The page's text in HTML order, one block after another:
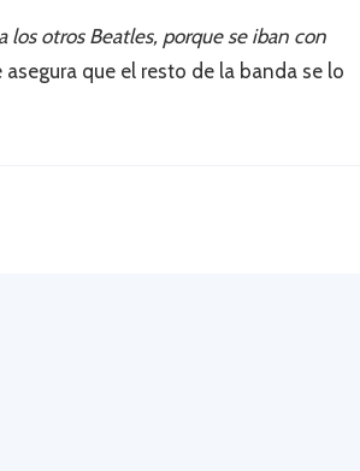
los otros Beatles, porque se iban con
que el resto de la banda se lo